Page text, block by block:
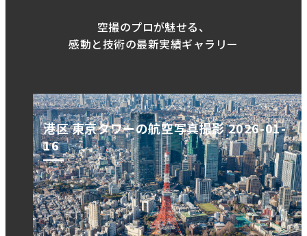
空撮のプロが魅せる、
感動と技術の最新実績ギャラリー
港区 東京タワーの航空写真撮影 2026-01-
16